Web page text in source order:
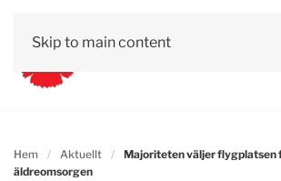
Skip to main content
Hem Aktuellt
Majoriteten väljer flygplatsen
äldreomsorgen